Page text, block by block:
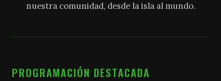
nuestra comunidad, desde la isla al mundo.
PROGRAMACIÓN DESTACADA